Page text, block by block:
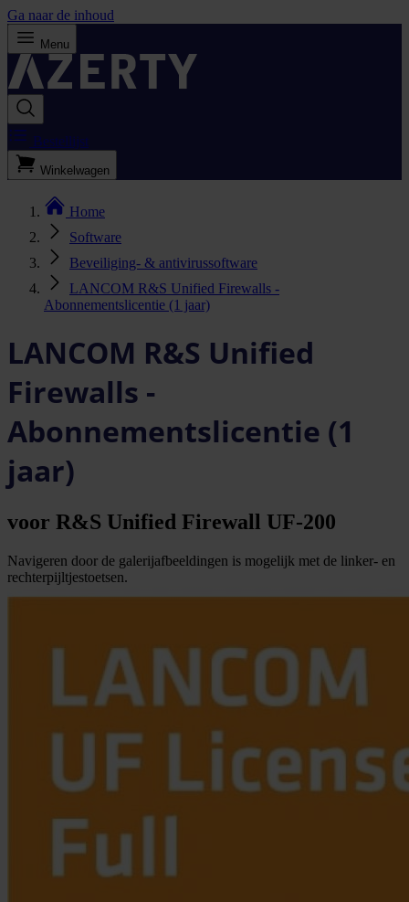
Ga naar de inhoud
Menu
Bestellijst
Winkelwagen
Home
Software
Beveiliging- & antivirussoftware
LANCOM R&S Unified Firewalls -
Abonnementslicentie (1 jaar)
LANCOM R&S Unified
Firewalls -
Abonnementslicentie (1
jaar)
voor R&S Unified Firewall UF-200
Navigeren door de galerijafbeeldingen is mogelijk met de linker- en
rechterpijltjestoetsen.